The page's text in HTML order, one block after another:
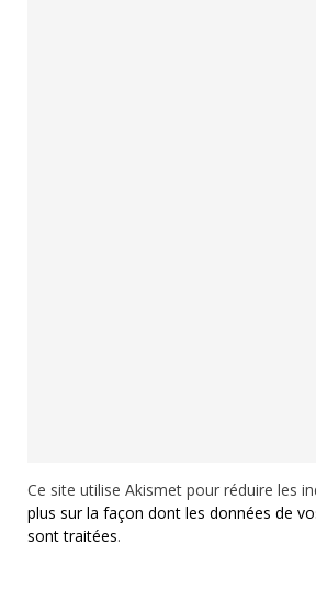
Ce site utilise Akismet pour réduire les
plus sur la façon dont les données de
sont traitées.